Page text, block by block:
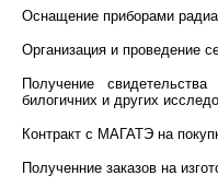
Оснащение приборами
Организация и проведение
Получение
билогичних и других
Контракт с МАГАТЭ на
Полученние заказов на